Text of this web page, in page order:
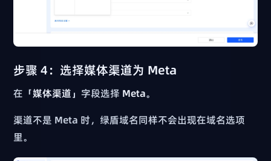
步骤 4：选择媒体渠道为 Meta
在「媒体渠道 」字段选择 Meta。
渠道不是 Meta 时，绿盾域名同样不会出现在域名选项
里。